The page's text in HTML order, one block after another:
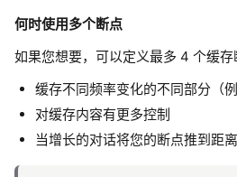
何时使用多个断点
如果您想要，可以定义最多 4 个缓存
缓存不同频率变化的不同部分（
对缓存内容有更多控制
当增长的对话将您的断点推到距